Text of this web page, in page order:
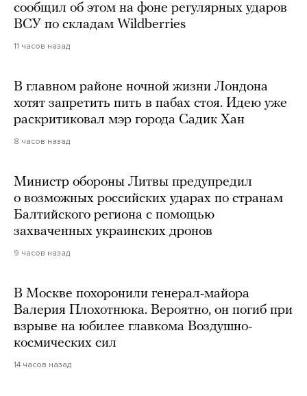
сообщил об этом на фоне регулярных ударов
ВСУ по складам Wildberries
11 часов назад
В главном районе ночной жизни Лондона
хотят запретить пить в пабах стоя. Идею уже
раскритиковал мэр города Садик Хан
8 часов назад
Министр обороны Литвы предупредил
о возможных российских ударах по странам
Балтийского региона с помощью
захваченных украинских дронов
9 часов назад
В Москве похоронили генерал-майора
Валерия Плохотнюка. Вероятно, он погиб при
взрыве на юбилее главкома Воздушно-
космических сил
14 часов назад